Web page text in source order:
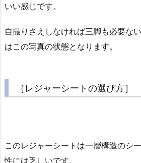
いい感じです。
自撮りさえしなければ三脚も必要な
はこの写真の状態となります。
［レジャーシートの選び方］
このレジャーシートは一層構造のシ
性には乏しいです。